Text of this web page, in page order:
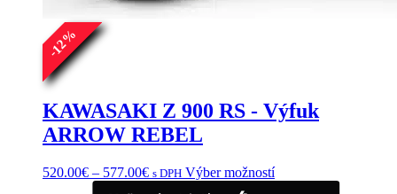
-
12
%
KAWASAKI Z 900 RS - Výfuk
ARROW REBEL
520.00€ – 577.00€Price
s DPH Výber možnostíTento